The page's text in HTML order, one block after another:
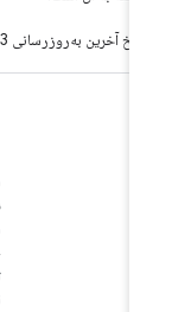
آخرین به‌روزرسانی 2023-12-06 به‌وقت ساعت هماهنگ جهانی.
ما
در